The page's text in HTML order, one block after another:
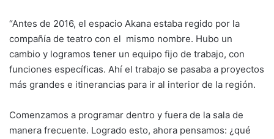
“Antes de 2016, el espacio Akana estaba regido por la
compañía de teatro con el mismo nombre. Hubo un
cambio y logramos tener un equipo fijo de trabajo, con
funciones específicas. Ahí el trabajo se pasaba a proyectos
más grandes e itinerancias para ir al interior de la región.
Comenzamos a programar dentro y fuera de la sala de
manera frecuente. Logrado esto, ahora pensamos: ¿qué